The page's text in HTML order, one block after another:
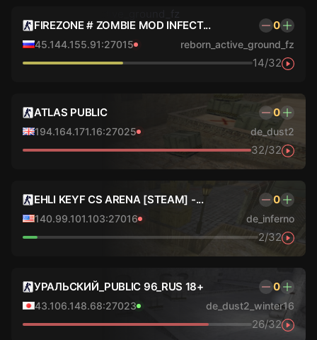
FIREZONE # ZOMBIE MOD INFECT... 0
45.144.155.91:27015 reborn_active_ground_fz
14/32
ATLAS PUBLIC 0
194.164.171.16:27025 de_dust2
32/32
EHLI KEYF CS ARENA [STEAM] -... 0
140.99.101.103:27016 de_inferno
2/32
УРАЛЬСКИЙ_PUBLIC 96_RUS 18+ 0
43.106.148.68:27023 de_dust2_winter16
26/32